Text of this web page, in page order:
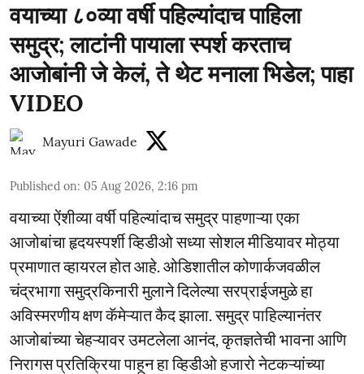
वयाच्या ८०व्या वर्षी पहिल्यांदाच पाहिला
समुद्र; लाटांनी पायाला स्पर्श करताच
आजोबांनी जे केलं, ते थेट मनाला भिडेल; पाहा
VIDEO
Mayuri Gawade
Published on: 05 Aug 2026, 2:16 pm
वयाच्या ऐंशीव्या वर्षी पहिल्यांदाच समुद्र पाहणाऱ्या एका
आजोबांचा हृदयस्पर्शी व्हिडीओ सध्या सोशल मीडियावर मोठ्या
प्रमाणात व्हायरल होत आहे. ओडिशातील कोणार्कजवळील
चंद्रभागा समुद्रकिनारी मुलाने दिलेल्या सरप्राईजमुळे हा
अविस्मरणीय क्षण कॅमेऱ्यात कैद झाला. समुद्र पाहिल्यानंतर
आजोबांच्या चेहऱ्यावर उमटलेला आनंद, कृतज्ञतेची भावना आणि
निरागस प्रतिक्रिया पाहून हा व्हिडीओ हजारो नेटकऱ्यांच्या